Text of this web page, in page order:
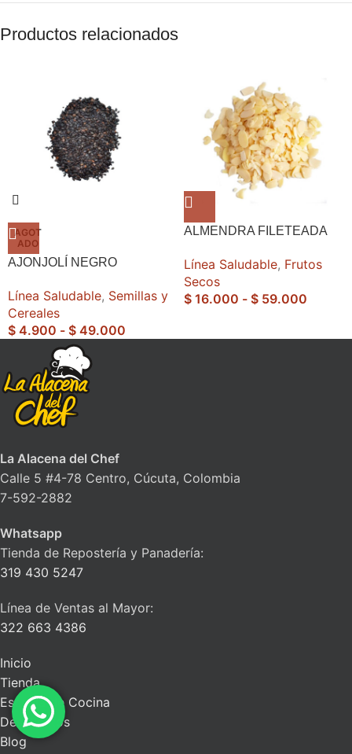
Productos relacionados
AGOT
ADO
AJONJOLÍ NEGRO
Línea Saludable, Semillas y
Cereales
$ 4.900 - $ 49.000
ALMENDRA FILETEADA
Línea Saludable, Frutos
Secos
$ 16.000 - $ 59.000
La Alacena del Chef
Calle 5 #4-78 Centro, Cúcuta, Colombia
7-592-2882
Whatsapp
Tienda de Repostería y Panadería:
319 430 5247
Línea de Ventas al Mayor:
322 663 4386
Inicio
Tienda
Escuela de Cocina
Descuentos
Blog